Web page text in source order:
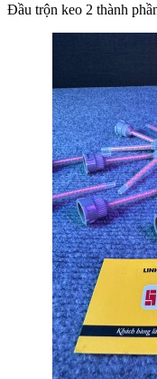
Đầu trộn keo 2 thành